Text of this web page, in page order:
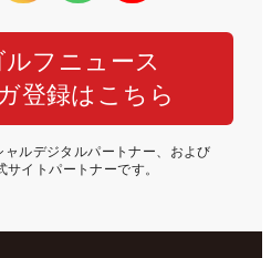
ルフニュース
登録はこちら
ルデジタルパートナー、および
サイトパートナーです。